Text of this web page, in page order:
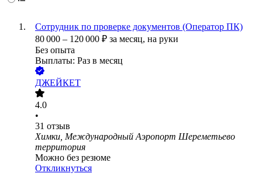
Сотрудник по проверке документов (Оператор ПК)
80 000 – 120 000 ₽ за месяц, на руки
Без опыта
Выплаты: Раз в месяц
ДЖЕЙКЕТ
4.0
•
31 отзыв
Химки, Международный Аэропорт Шереметьево
территория
Можно без резюме
Откликнуться